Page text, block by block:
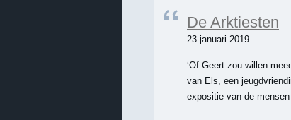
De Arktiesten
23 januari 2019
‘Of Geert zou willen
van Els, een
expositie van de